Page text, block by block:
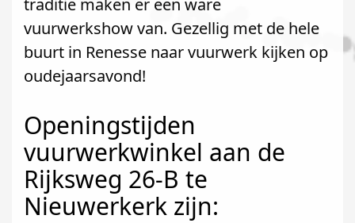
traditie maken er een ware
vuurwerkshow van. Gezellig met de hele
buurt in Renesse naar vuurwerk kijken op
oudejaarsavond!
Openingstijden
vuurwerkwinkel aan de
Rijksweg 26-B te
Nieuwerkerk zijn: